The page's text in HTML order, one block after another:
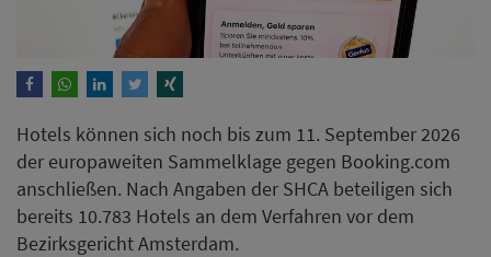
Hotels können sich noch bis zum 11. September 2026
der europaweiten Sammelklage gegen Booking.com
anschließen. Nach Angaben der SHCA beteiligen sich
bereits 10.783 Hotels an dem Verfahren vor dem
Bezirksgericht Amsterdam.